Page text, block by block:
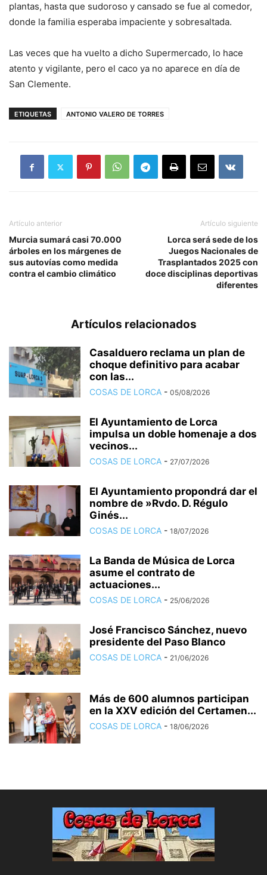
plantas, hasta que sudoroso y cansado se fue al comedor,
donde la familia esperaba impaciente y sobresaltada.
Las veces que ha vuelto a dicho Supermercado, lo hace
atento y vigilante, pero el caco ya no aparece en día de
San Clemente.
ETIQUETAS ANTONIO VALERO DE TORRES
Artículo anterior
Murcia sumará casi 70.000
árboles en los márgenes de
sus autovías como medida
contra el cambio climático
Artículo siguiente
Lorca será sede de los
Juegos Nacionales de
Trasplantados 2025 con
doce disciplinas deportivas
diferentes
Artículos relacionados
Casalduero reclama un plan de
choque definitivo para acabar
con las...
COSAS DE LORCA - 05/08/2026
El Ayuntamiento de Lorca
impulsa un doble homenaje a dos
vecinos...
COSAS DE LORCA - 27/07/2026
El Ayuntamiento propondrá dar el
nombre de »Rvdo. D. Régulo
Ginés...
COSAS DE LORCA - 18/07/2026
La Banda de Música de Lorca
asume el contrato de
actuaciones...
COSAS DE LORCA - 25/06/2026
José Francisco Sánchez, nuevo
presidente del Paso Blanco
COSAS DE LORCA - 21/06/2026
Más de 600 alumnos participan
en la XXV edición del Certamen...
COSAS DE LORCA - 18/06/2026